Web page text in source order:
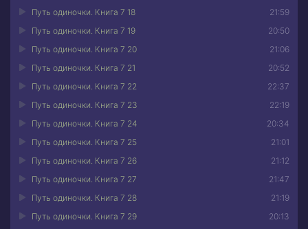
21:59
Путь одиночки. Книга 7 18
20:50
Путь одиночки. Книга 7 19
21:06
Путь одиночки. Книга 7 20
20:52
Путь одиночки. Книга 7 21
22:37
Путь одиночки. Книга 7 22
22:19
Путь одиночки. Книга 7 23
20:34
Путь одиночки. Книга 7 24
21:01
Путь одиночки. Книга 7 25
21:12
Путь одиночки. Книга 7 26
21:47
Путь одиночки. Книга 7 27
21:19
Путь одиночки. Книга 7 28
20:13
Путь одиночки. Книга 7 29